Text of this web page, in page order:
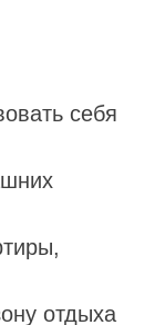
себя
отдыха